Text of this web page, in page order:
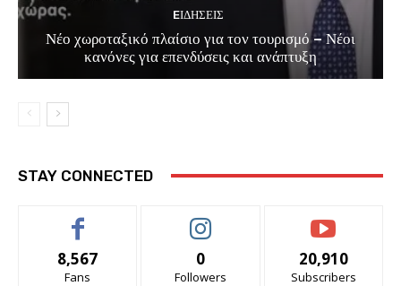
EΙΔΗΣΕΙΣ
Νέο χωροταξικό πλαίσιο για τον τουρισμό – Νέοι
κανόνες για επενδύσεις και ανάπτυξη
STAY CONNECTED
8,567
Fans
0
Followers
20,910
Subscribers